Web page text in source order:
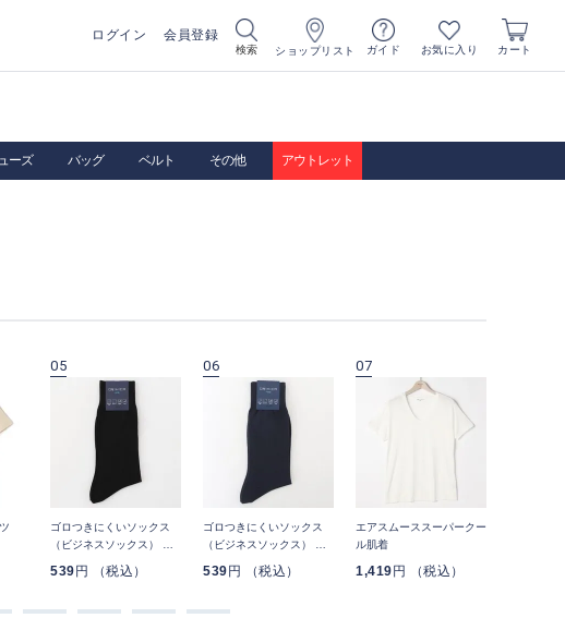
ログイン 会員登録
検索 ショップリスト ガイド お気に入り カート
ーズ バッグ ベルト その他 アウトレット
05
ゴロつきにくいソックス
（ビジネスソックス） 平
539 円 （税込）
06
ゴロつきにくいソックス
（ビジネスソックス） 平
539 円 （税込）
07
エアスムーススーパークー
ル肌着
1,419 円 （税込）